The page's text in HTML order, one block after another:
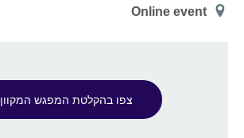
מיקום
Online event
צפו בהקלטת המפגש המקוון